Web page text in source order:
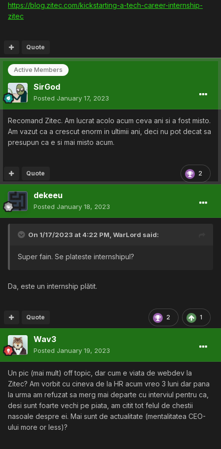
Și bineînțeles, la sfârșitul internship-ului internii care ni se
lăsați un comment și vă voi răspunde în limita în care îmi
https://blog.zitec.com/kickstarting-a-tech-career-internship-
zitec
Quote
Active Members
SirGod
Posted January 17, 2023
Recomand Zitec. Am lucrat acolo acum ceva ani si a fost misto.
Am vazut ca a crescut enorm in ultimii ani, deci nu pot decat sa
presupun ca e si mai misto acum.
2
Quote
dekeeu
Posted January 18, 2023
On 1/17/2023 at 4:22 PM, WarLord said:
Super fain. Se plateste internshipul?
Da, este un internship plătit.
2 1
Quote
Wav3
Posted January 19, 2023
Un pic (mai mult) off topic, dar cum e viata de webdev la
Zitec? Am vorbit cu cineva de la HR acum vreo 3 luni dar pana
la urma am refuzat sa merg mai departe cu interviul pentru ca,
desi sunt foarte vechi pe piata, am citit tot felul de chestii
nasoale despre ei. Mai sunt de actualitate (mentalitatea CEO-
ului more or less)?